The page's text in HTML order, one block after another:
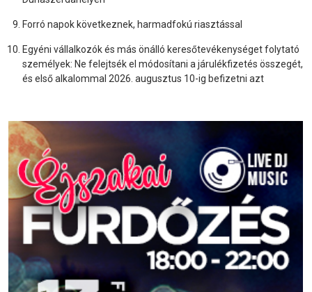
Forró napok következnek, harmadfokú riasztással
Egyéni vállalkozók és más önálló keresőtevékenységet folytató
személyek: Ne felejtsék el módosítani a járulékfizetés összegét,
és első alkalommal 2026. augusztus 10-ig befizetni azt